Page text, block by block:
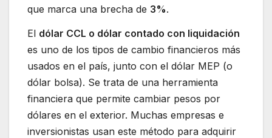
que marca una brecha de 3%.
El dólar CCL o dólar contado con liquidación
es uno de los tipos de cambio financieros más
usados en el país, junto con el dólar MEP (o
dólar bolsa). Se trata de una herramienta
financiera que permite cambiar pesos por
dólares en el exterior. Muchas empresas e
inversionistas usan este método para adquirir